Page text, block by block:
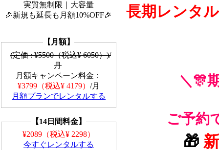
実質無制限｜大容量
🎉新規も延長も月額10%OFF🎉
【月額】
(定価 : ¥5500（税込¥ 6050）)/
月
月額キャンペーン料金：
¥3799（税込¥ 4179） /月
月額プランでレンタルする
【14日間料金】
¥2089（税込¥ 2298）
今すぐレンタルする
長期レンタ
＼🎊
ご予約
🎁